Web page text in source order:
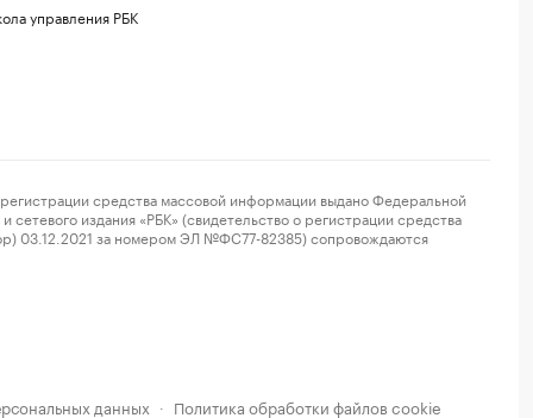
управления РБК
средства массовой информации выдано Федеральной
издания «РБК» (свидетельство о регистрации средства
03.12.2021 за номером ЭЛ №ФС77-82385) сопровождаются
данных · Политика обработки файлов cookie